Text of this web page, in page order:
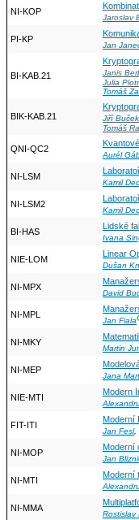
NI-KOP
Jaroslav
PI-KP
Jan
BI-KAB.21 Janis
Julia
Tomáš
BIK-KAB.21 Jiří Buček
Tomáš
QNI-QC2
Aurél
NI-LSM
Kamil
NI-LSM2
Kamil
BI-HAS
Lidské
Ivana
NIE-LOM
Linear
Dušan
NI-MPX
David
NI-MPL
Jan Fiala
NI-MKY
Martin
NI-MEP
Jana
NIE-MTI
Modern
FIT-ITI
Moderní
Jan Fesl,
NI-MOP
Moderní
Jan
NI-MTI
Moderní
NI-MMA
Rostislav